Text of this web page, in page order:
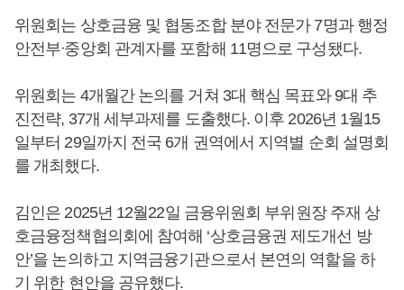
위원회는 상호금융 및 협동조합 분야 전문가 7명과 행정
안전부ᐧ중앙회 관계자를 포함해 11명으로 구성됐다.
위원회는 4개월간 논의를 거쳐 3대 핵심 목표와 9대 추
진전략, 37개 세부과제를 도출했다. 이후 2026년 1월15
일부터 29일까지 전국 6개 권역에서 지역별 순회 설명회
를 개최했다.
김인은 2025년 12월22일 금융위원회 부위원장 주재 상
호금융정책협의회에 참여해 ‘상호금융권 제도개선 방
안’을 논의하고 지역금융기관으로서 본연의 역할을 하
기 위한 현안을 공유했다.